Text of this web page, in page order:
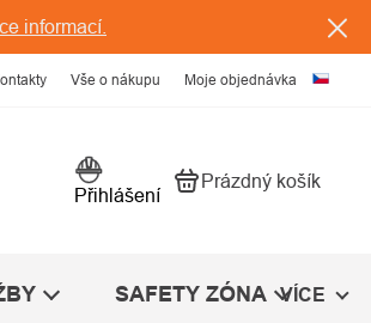
informací.
Vše o nákupu Moje objednávka
Přihlášení Nákupní košík
Prázdný košík
SAFETY ZÓNA VÍCE